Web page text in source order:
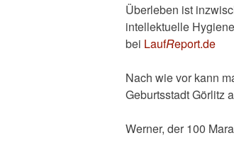
Überleben ist
intellektuelle
bei LaufReport.de
Nach wie vor kann
Geburtsstadt Görlitz
Werner, der 100